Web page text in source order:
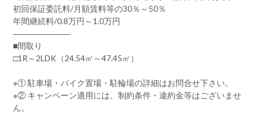
初回保証委託料/月額賃料等の30％～50％
年間継続料/0.8万円～1.0万円
―――――――
■間取り
□1R～2LDK（24.54㎡～47.45㎡）
※① 駐車場・バイク置場・駐輪場の詳細はお問合せ下さい。
※② キャンペーン適用には、制約条件・違約金等はございませ
ん。